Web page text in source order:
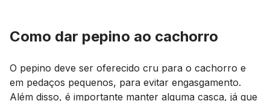
Como dar pepino ao cachorro
O pepino deve ser oferecido cru para o cachorro e
em pedaços pequenos, para evitar engasgamento.
Além disso, é importante manter alguma casca, já que